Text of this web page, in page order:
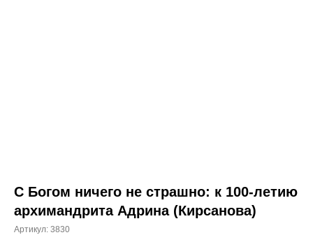
С Богом ничего не страшно: к 100-летию
архимандрита Адрина (Кирсанова)
Артикул: 3830